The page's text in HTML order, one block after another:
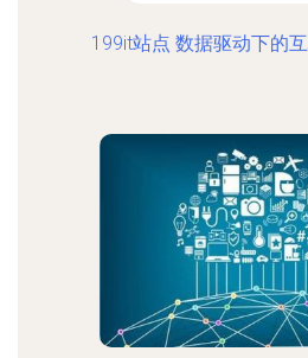
199it站点 数据驱动下的